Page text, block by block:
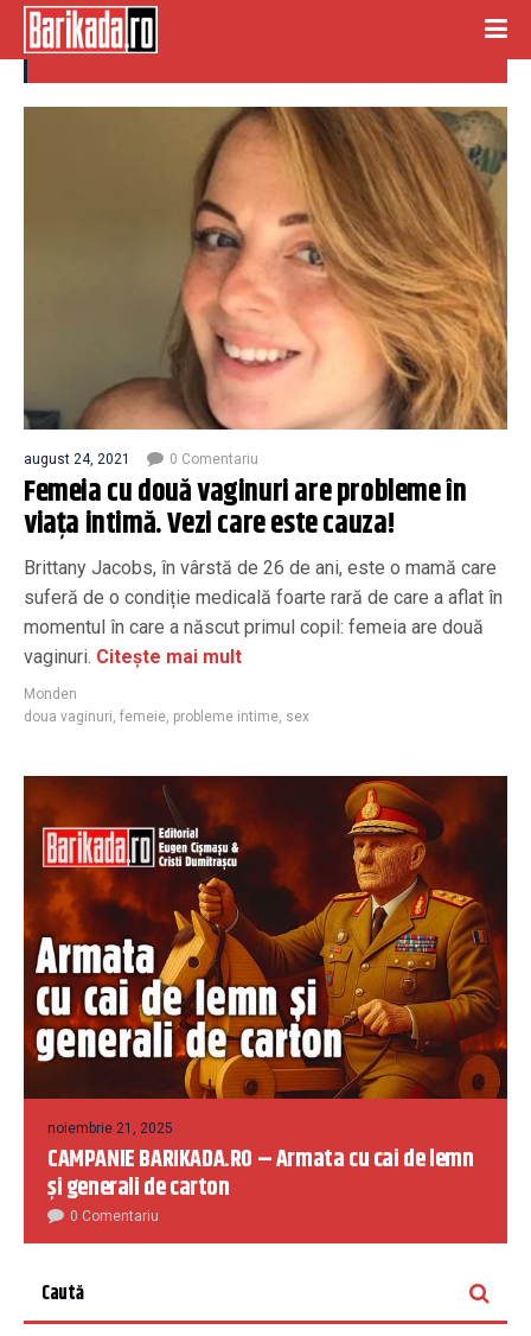
doua vaginuri
august 24, 2021 0 Comentariu
Femeia cu două vaginuri are probleme în
viața intimă. Vezi care este cauza!
Brittany Jacobs, în vârstă de 26 de ani, este o mamă care
suferă de o condiție medicală foarte rară de care a aflat în
momentul în care a născut primul copil: femeia are două
vaginuri. Citește mai mult
Monden
doua vaginuri, femeie, probleme intime, sex
noiembrie 21, 2025
CAMPANIE BARIKADA.RO – Armata cu cai de lemn
și generali de carton
0 Comentariu